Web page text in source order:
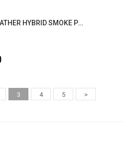
M TASMAN WEATHER HYBRID SMOKE PLUME/BLACK 1144096
3 4 5 >